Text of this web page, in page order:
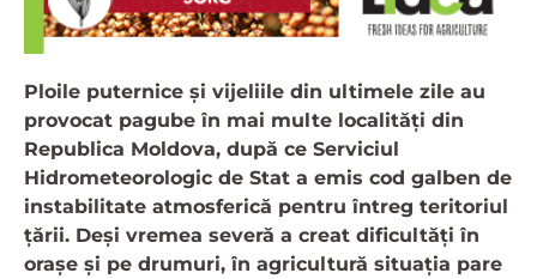
Ploile puternice și vijeliile din ultimele zile au
provocat pagube în mai multe localități din
Republica Moldova, după ce Serviciul
Hidrometeorologic de Stat a emis cod galben de
instabilitate atmosferică pentru întreg teritoriul
țării. Deși vremea severă a creat dificultăți în
orașe și pe drumuri, în agricultură situația pare